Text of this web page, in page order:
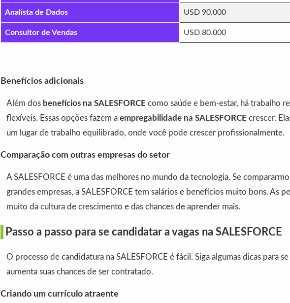
Analista de Dados USD 90.000
Consultor de Vendas USD 80.000
Benefícios adicionais
Além dos benefícios na SALESFORCE como saúde e bem-estar, há trabalho
flexíveis. Essas opções fazem a empregabilidade na SALESFORCE crescer.
um lugar de trabalho equilibrado, onde você pode crescer profissionalmente.
Comparação com outras empresas do setor
A SALESFORCE é uma das melhores no mundo da tecnologia. Se
grandes empresas, a SALESFORCE tem salários e benefícios muito bons. As
muito da cultura de crescimento e das chances de aprender mais.
Passo a passo para se candidatar a vagas na SALESFORCE
O processo de candidatura na SALESFORCE é fácil. Siga algumas dicas para
aumenta suas chances de ser contratado.
Criando um currículo atraente